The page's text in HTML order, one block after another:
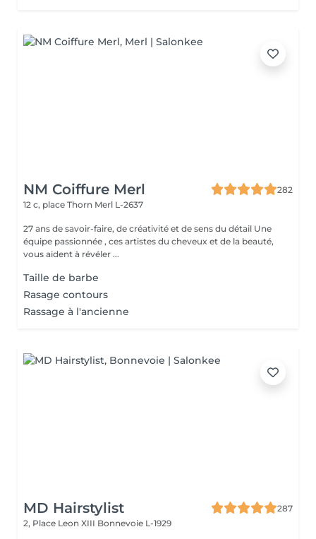
NM Coiffure Merl
282
12 c, place Thorn Merl L-2637
27 ans de savoir-faire, de créativité et de sens du détail Une
équipe passionnée , ces artistes du cheveux et de la beauté,
vous aident à révéler ...
Taille de barbe
Rasage contours
Rassage à l'ancienne
MD Hairstylist
287
2, Place Leon XIII Bonnevoie L-1929